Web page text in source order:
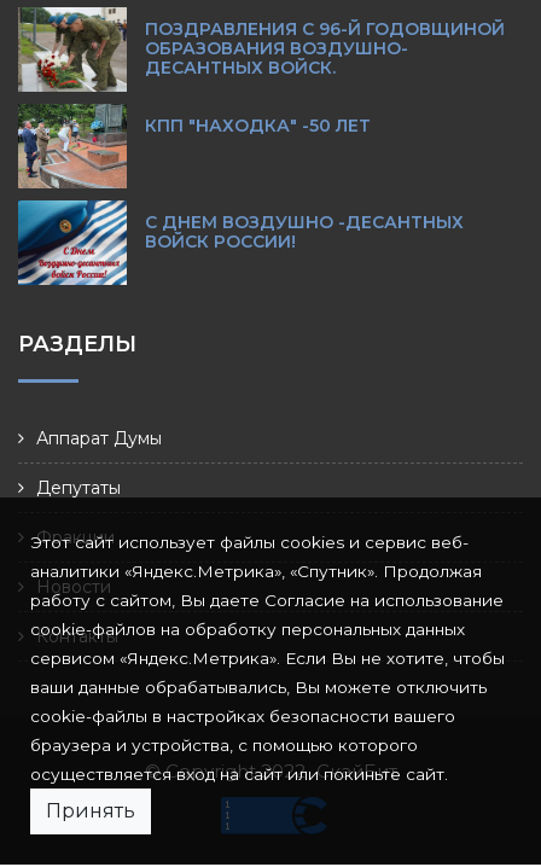
ПОЗДРАВЛЕНИЯ С 96-Й ГОДОВЩИНОЙ
ОБРАЗОВАНИЯ ВОЗДУШНО-
ДЕСАНТНЫХ ВОЙСК.
КПП "НАХОДКА" -50 ЛЕТ
С ДНЕМ ВОЗДУШНО -ДЕСАНТНЫХ
ВОЙСК РОССИИ!
РАЗДЕЛЫ
Аппарат Думы
Депутаты
Фракции
Новости
Контакты
© Copyright 2022 СкайБит
Этот сайт использует файлы cookies и сервис веб-
аналитики «Яндекс.Метрика», «Спутник». Продолжая
работу с сайтом, Вы даете Согласие на использование
cookie-файлов на обработку персональных данных
сервисом «Яндекс.Метрика». Если Вы не хотите, чтобы
ваши данные обрабатывались, Вы можете отключить
cookie-файлы в настройках безопасности вашего
браузера и устройства, с помощью которого
осуществляется вход на сайт или покиньте сайт.
Принять